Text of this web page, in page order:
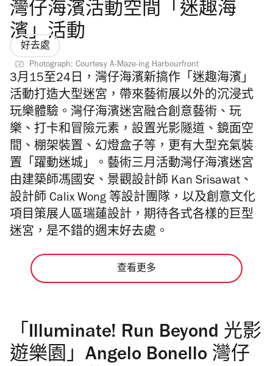
灣仔海濱活動空間「迷趣海
濱」活動
好去處
Photograph: Courtesy A-Maze-ing Harbourfront
3月15至24日，灣仔海濱新搞作「迷趣海濱」
活動打造大型迷宮，帶來藝術展以外的沉浸式
玩樂體驗。灣仔海濱迷宮融合創意藝術、玩
樂、打卡和冒險元素，設置光影隧道、鏡面空
間、棚架裝置、幻燈盒子等，更有大型充氣裝
置「躍動迷城」。藝術三月活動灣仔海濱迷宮
由建築師馮國安、景觀設計師 Kan Srisawat、
設計師 Calix Wong 等設計團隊，以及創意文化
項目策展人區瑞蓮設計，期待各式各樣的巨型
迷宮，是不錯的週末好去處。
查看更多
「Illuminate! Run Beyond 光影
遊樂園」Angelo Bonello 灣仔